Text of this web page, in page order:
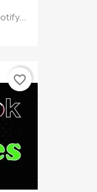
favorite_border